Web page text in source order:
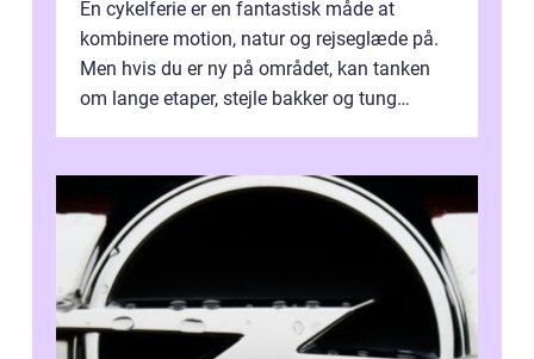
En cykelferie er en fantastisk måde at
kombinere motion, natur og rejseglæde på.
Men hvis du er ny på området, kan tanken
om lange etaper, stejle bakker og tung